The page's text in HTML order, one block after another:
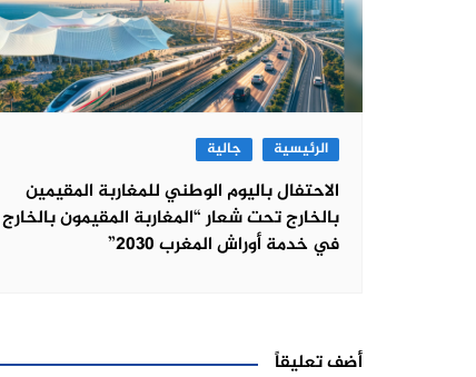
الرئيسية جالية
الاحتفال باليوم الوطني للمغاربة المقيمين
بالخارج تحت شعار “المغاربة المقيمون بالخارج
في خدمة أوراش المغرب 2030”
أضف تعليقاً